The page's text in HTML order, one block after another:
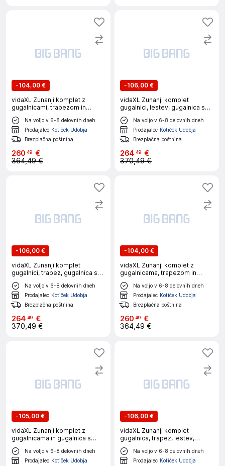
-104,00 €
vidaXL Zunanji komplet z
gugalnicami, trapezom in
lestvijo
Na voljo v 6-8 delovnih dneh
Prodajalec Kotiček Udobja
Brezplačna poštnina
260 49 €
364,49 €
-106,00 €
vidaXL Zunanji komplet
gugalnici, lestev, gugalnica s
stopničkami
Na voljo v 6-8 delovnih dneh
Prodajalec Kotiček Udobja
Brezplačna poštnina
264 49 €
370,49 €
-106,00 €
vidaXL Zunanji komplet
gugalnici, trapez, gugalnica s
stopničkami
Na voljo v 6-8 delovnih dneh
Prodajalec Kotiček Udobja
Brezplačna poštnina
264 49 €
370,49 €
-104,00 €
vidaXL Zunanji komplet z
gugalnicama, trapezom in
lestvijo
Na voljo v 6-8 delovnih dneh
Prodajalec Kotiček Udobja
Brezplačna poštnina
260 49 €
364,49 €
-105,00 €
vidaXL Zunanji komplet z
gugalnicama in gugalnica s
stopničkami
Na voljo v 6-8 delovnih dneh
Prodajalec Kotiček Udobja
-106,00 €
vidaXL Zunanji komplet
gugalnica, trapez, lestev,
gugalnica z diski
Na voljo v 6-8 delovnih dneh
Prodajalec Kotiček Udobja